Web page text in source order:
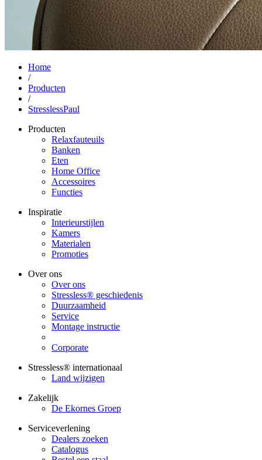
Home
/
Producten
/
StresslessPaul
Producten
Relaxfauteuils
Banken
Eten
Home Office
Accessoires
Functies
Inspiratie
Interieurstijlen
Kamers
Materialen
Promoties
Over ons
Over ons
Stressless® geschiedenis
Duurzaamheid
Service
Montage instructie
Corporate
Stressless® internationaal
Land wijzigen
Zakelijk
De Ekornes Groep
Serviceverlening
Dealers zoeken
Catalogus